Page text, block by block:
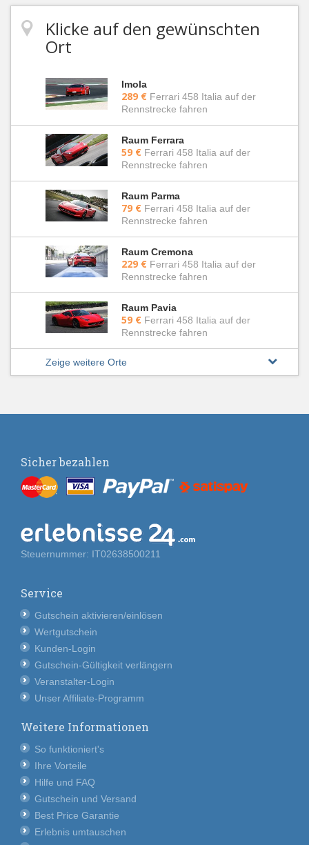
Klicke auf den gewünschten
Ort
Imola
289 € Ferrari 458 Italia auf der
Rennstrecke fahren
Raum Ferrara
59 € Ferrari 458 Italia auf der
Rennstrecke fahren
Raum Parma
79 € Ferrari 458 Italia auf der
Rennstrecke fahren
Raum Cremona
229 € Ferrari 458 Italia auf der
Rennstrecke fahren
Raum Pavia
59 € Ferrari 458 Italia auf der
Rennstrecke fahren
Zeige weitere Orte
Sicher bezahlen
Steuernummer: IT02638500211
Service
Gutschein aktivieren/einlösen
Wertgutschein
Kunden-Login
Gutschein-Gültigkeit verlängern
Veranstalter-Login
Unser Affiliate-Programm
Weitere Informationen
So funktioniert's
Ihre Vorteile
Hilfe und FAQ
Gutschein und Versand
Best Price Garantie
Erlebnis umtauschen